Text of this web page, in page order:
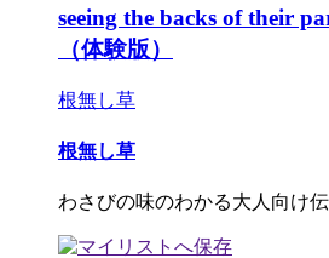
seeing the backs of their
（体験版）
根無し草
根無し草
わさびの味のわかる大人向け